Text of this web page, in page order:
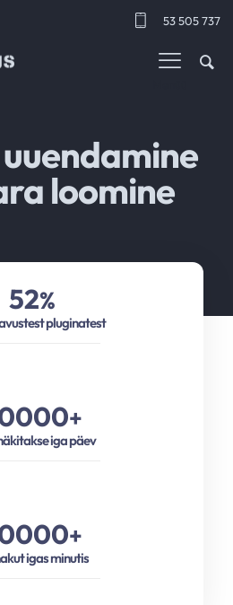
53 505 737
loomine
52%
pluginatest
+
iga päev
+
igas minutis